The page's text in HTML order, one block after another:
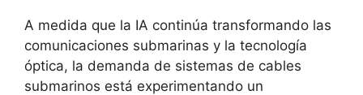
A medida que la IA continúa transformando las
comunicaciones submarinas y la tecnología
óptica, la demanda de sistemas de cables
submarinos está experimentando un